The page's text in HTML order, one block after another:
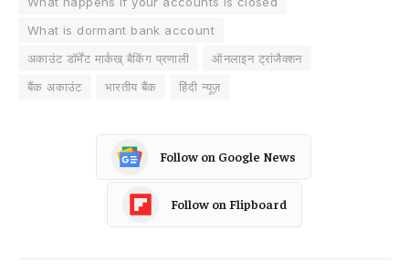
What is dormant bank account
अकाउंट डॉर्मेंट मार्कख् बैकिंग प्रणाली
ऑनलाइन ट्रांजैक्शन
बैंक अकाउंट
भारतीय बैंक हिंदी न्यूज़
Follow on Google News
Follow on Flipboard